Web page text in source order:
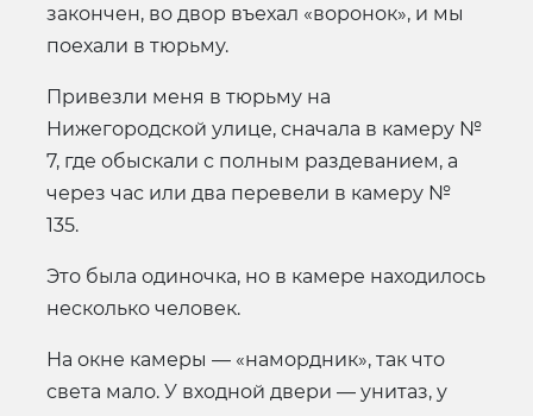
закончен, во двор въехал «воронок», и мы
поехали в тюрьму.
Привезли меня в тюрьму на
Нижегородской улице, сначала в камеру №
7, где обыскали с полным раздеванием, а
через час или два перевели в камеру №
135.
Это была одиночка, но в камере находилось
несколько человек.
На окне камеры — «намордник», так что
света мало. У входной двери — унитаз, у